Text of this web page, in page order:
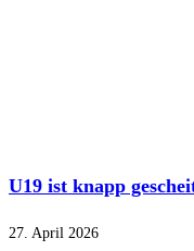
U19 ist knapp
27. April 2026